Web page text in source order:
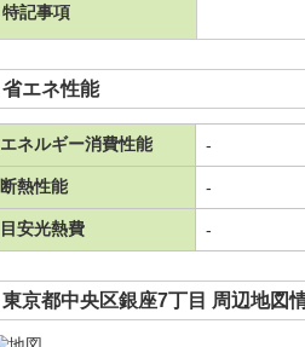
特記事項
省エネ性能
エネルギー消費性能 -
断熱性能 -
目安光熱費 -
東京都中央区銀座7丁目 周辺地図